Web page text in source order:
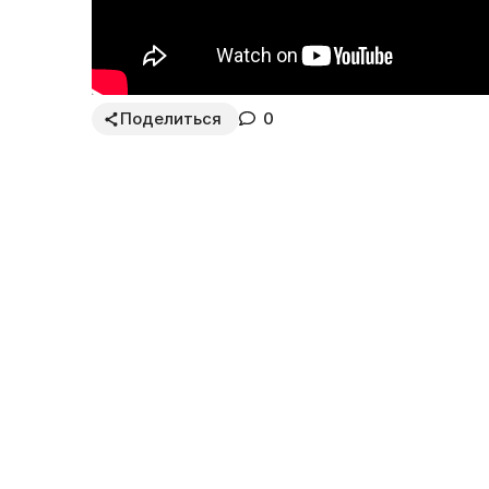
Поделиться 0